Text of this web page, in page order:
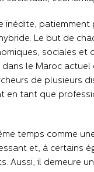
inédite,
Le but de
sociales et
le Maroc
de plusieurs
en tant que
temps comme
et, à certains
Aussi, il demeure